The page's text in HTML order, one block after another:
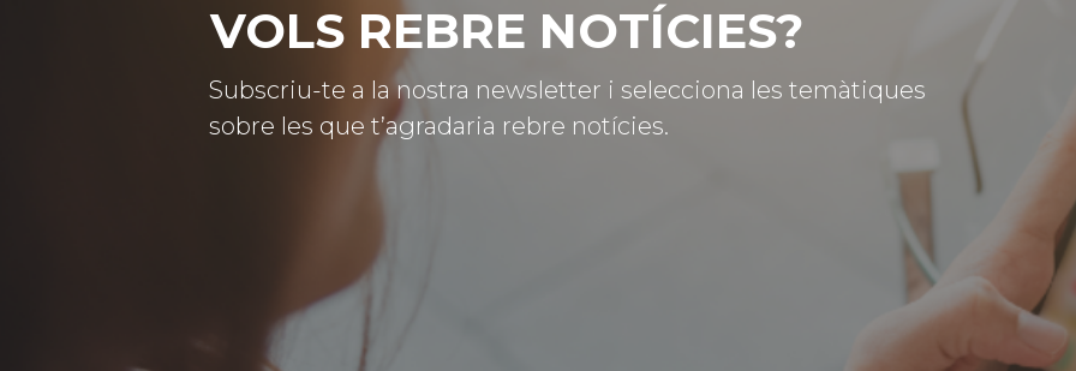
VOLS REBRE NOTÍCIES?
Subscriu-te a la nostra newsletter i selecciona les temàtiques
sobre les que t’agradaria rebre notícies.